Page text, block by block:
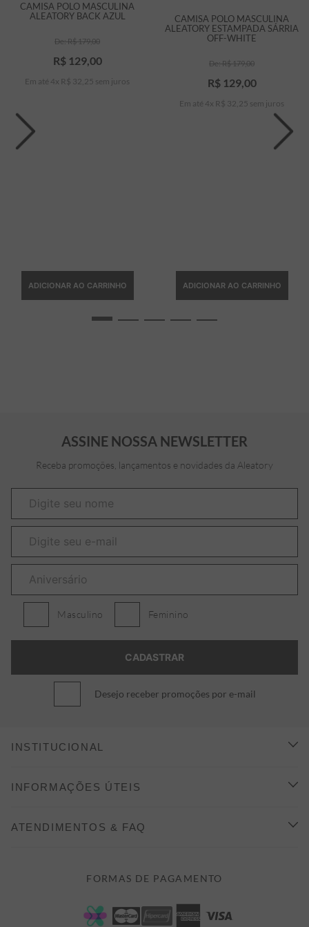
CAMISA POLO MASCULINA
ALEATORY BACK AZUL
R$179,00
R$ 129,00
Em até 4 x R$ 32 25 sem juros
ADICIONAR AO CARRINHO
CAMISA POLO MASCULINA
ALEATORY ESTAMPADA SÁRRIA
OFF-WHITE
R$179,00
R$ 129,00
Em até 4 x R$ 32 25 sem juros
ADICIONAR AO CARRINHO
ASSINE NOSSA NEWSLETTER
Receba promoções, lançamentos e novidades da Aleatory
Masculino Feminino
Desejo receber promoções por e-mail
INSTITUCIONAL
CONHEÇA A ALEATORY
INFORMAÇÕES ÚTEIS
FORMAS DE PAGAMENTO
POLÍTICA DE PRIVACIDADE
ATENDIMENTOS & FAQ
FORMAS DE PAGAMENTO